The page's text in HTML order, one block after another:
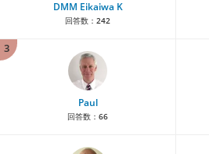
DMM Eikaiwa K
回答数： 242
3
Paul
回答数： 66